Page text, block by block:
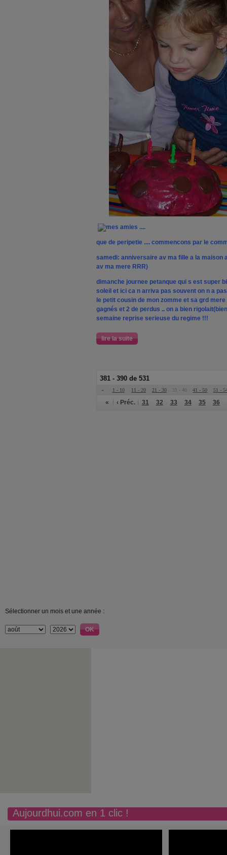
mes amies ....
que de peripetie .... commencons par le
samedi: anniversaire av ma fille a la maison
av ma mere RRR)
dimanche journee petanque qui s est super
soleil et ici ca n arriva pas souvent on n a
le petit cousin de mon zomme et sa grd
gagnés et 2 de perdus .. on a bien
semaine reprise serieuse du regime !!!
lire la suite
381 - 390 de 531
« 1 - 10 11 - 20 21 - 30 31 - 40 41 - 50 51 -
« ‹ Préc. 31 32 33 34 35 36
Sélectionner un mois et une année :
Aujourdhui.com en 1 clic !